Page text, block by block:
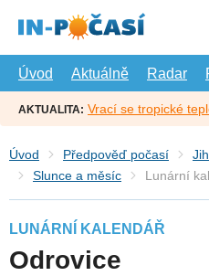
hlavní
Úvod
Aktuálně Radar
AKTUALITA: Vrací se tropické
Úvod Předpověď počasí
Slunce a měsíc
Lunární
LUNÁRNÍ KALENDÁŘ
Odrovice